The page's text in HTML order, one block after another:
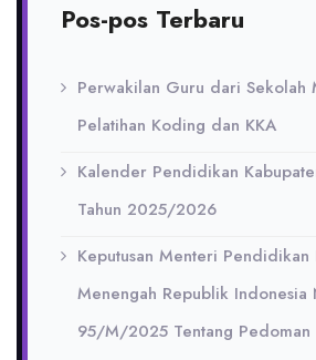
Pos-pos Terbaru
Perwakilan Guru dari Sekolah
Pelatihan Koding dan KKA
Kalender Pendidikan
Tahun 2025/2026
Keputusan Menteri Pendidikan
Menengah Republik Indonesia
95/M/2025 Tentang Pedoman